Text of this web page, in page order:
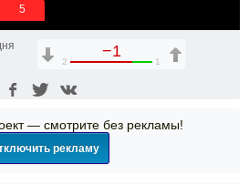
5
−1
2 1
— смотрите без рекламы!
рекламу